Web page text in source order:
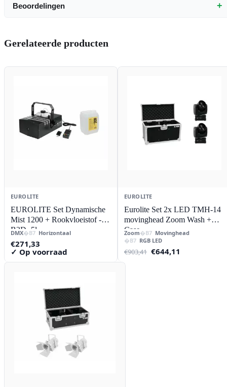
Beoordelingen +
Gerelateerde producten
EUROLITE
EUROLITE Set Dynamische
Mist 1200 + Rookvloeistof -
B2D- 5l
DMX Horizontaal
€271,33
✓ Op voorraad
EUROLITE
Eurolite Set 2x LED TMH-14
movinghead Zoom Wash +
Case
Zoom
Movinghead
RGB LED
€903,41 Oorspronkelijke
€644,11